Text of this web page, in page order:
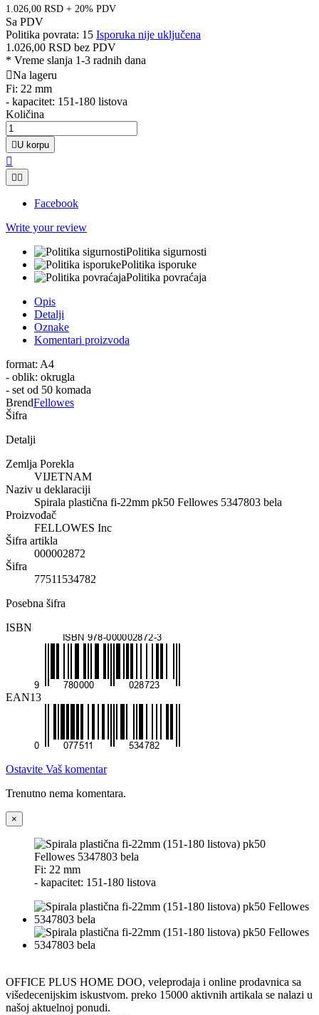
1.026,00 RSD + 20% PDV
Sa PDV
Politika povrata: 15 Isporuka nije uključena
1.026,00 RSD bez PDV
* Vreme slanja 1-3 radnih dana
Na lageru
Fi: 22 mm
- kapacitet: 151-180 listova
Količina
 U korpu

 
Facebook
Write your review
Politika sigurnosti
Politika isporuke
Politika povraćaja
Opis
Detalji
Oznake
Komentari proizvoda
format: A4
- oblik: okrugla
- set od 50 komada
BrendFellowes
Šifra
Detalji
Zemlja Porekla
VIJETNAM
Naziv u deklaraciji
Spirala plastična fi-22mm pk50 Fellowes 5347803 bela
Proizvođač
FELLOWES Inc
Šifra artikla
000002872
Šifra
77511534782
Posebna šifra
ISBN
EAN13
Ostavite Vaš komentar
Trenutno nema komentara.
×
Fi: 22 mm
- kapacitet: 151-180 listova
OFFICE PLUS HOME DOO, veleprodaja i online prodavnica sa
višedecenijskim iskustvom. preko 15000 aktivnih artikala se nalazi u
našoj aktuelnoj ponudi.